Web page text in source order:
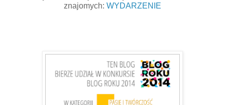
znajomych: WYDARZENIE